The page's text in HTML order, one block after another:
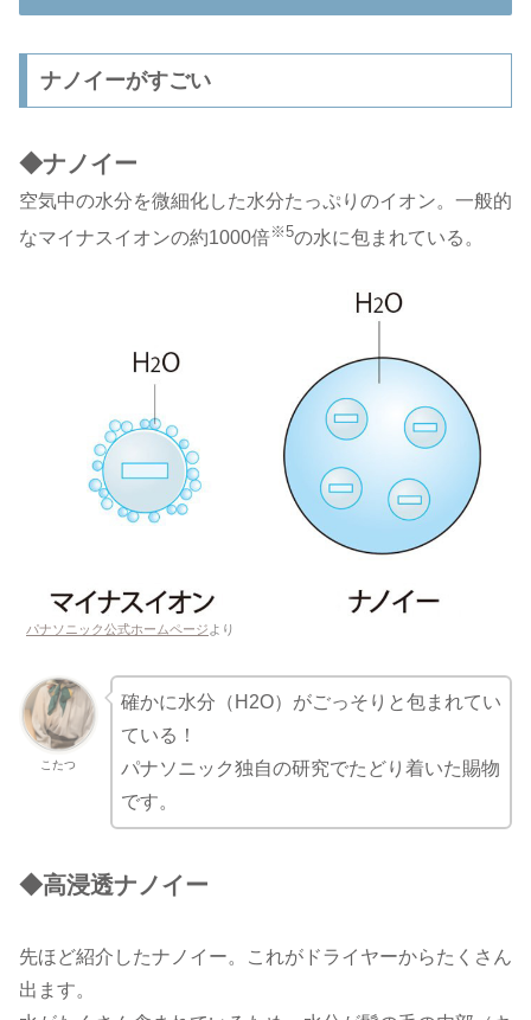
ナノイーがすごい
◆ナノイー
空気中の水分を微細化した水分たっぷりのイオン。一般的
なマイナスイオンの約1000倍※5の水に包まれている。
パナソニック公式ホームページ より
こたつ
確かに水分（H2O）がごっそりと包まれてい
ている！
パナソニック独自の研究でたどり着いた賜物
です。
◆高浸透ナノイー
先ほど紹介したナノイー。これがドライヤーからたくさん
出ます。